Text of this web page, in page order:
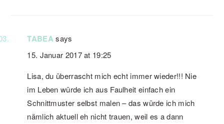
TABEA says
15. Januar 2017 at 19:25
Lisa, du überrascht mich echt immer wieder!!! Nie
im Leben würde ich aus Faulheit einfach ein
Schnittmuster selbst malen – das würde ich mich
nämlich aktuell eh nicht trauen, weil es a dann